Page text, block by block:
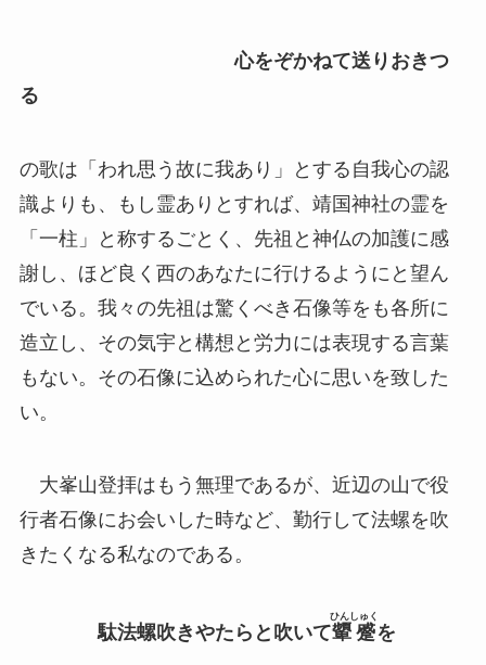
心をぞかねて送りおきつ
る
の歌は「われ思う故に我あり」とする自我心の認
識よりも、もし霊ありとすれば、靖国神社の霊を
「一柱」と称するごとく、先祖と神仏の加護に感
謝し、ほど良く西のあなたに行けるようにと望ん
でいる。我々の先祖は驚くべき石像等をも各所に
造立し、その気宇と構想と労力には表現する言葉
もない。その石像に込められた心に思いを致した
い。
大峯山登拝はもう無理であるが、近辺の山で役
行者石像にお会いした時など、勤行して法螺を吹
きたくなる私なのである。
駄法螺吹きやたらと吹いて顰蹙
ひんしゅく
を